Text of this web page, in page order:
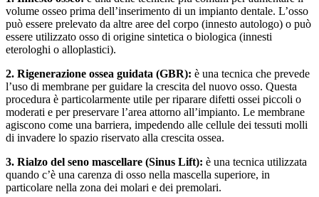
volume osseo prima dell’inserimento di un impianto dentale. L’osso
può essere prelevato da altre aree del corpo (innesto autologo) o può
essere utilizzato osso di origine sintetica o biologica (innesti
eterologhi o alloplastici).
2. Rigenerazione ossea guidata (GBR): è una tecnica che prevede
l’uso di membrane per guidare la crescita del nuovo osso. Questa
procedura è particolarmente utile per riparare difetti ossei piccoli o
moderati e per preservare l’area attorno all’impianto. Le membrane
agiscono come una barriera, impedendo alle cellule dei tessuti molli
di invadere lo spazio riservato alla crescita ossea.
3. Rialzo del seno mascellare (Sinus Lift): è una tecnica utilizzata
quando c’è una carenza di osso nella mascella superiore, in
particolare nella zona dei molari e dei premolari.